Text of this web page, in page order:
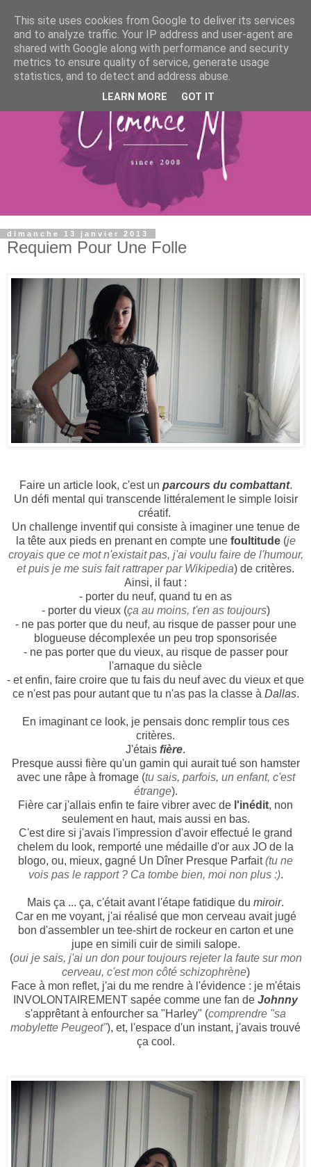
dimanche 13 janvier 2013
Requiem Pour Une Folle
Faire un article look, c'est un parcours du combattant.
Un défi mental qui transcende littéralement le simple loisir
créatif.
Un challenge inventif qui consiste à imaginer une tenue de
la tête aux pieds en prenant en compte une foultitude (je
croyais que ce mot n'existait pas, j'ai voulu faire de l'humour,
et puis je me suis fait rattraper par Wikipedia) de critères.
Ainsi, il faut :
- porter du neuf, quand tu en as
- porter du vieux (ça au moins, t'en as toujours)
- ne pas porter que du neuf, au risque de passer pour une
blogueuse décomplexée un peu trop sponsorisée
- ne pas porter que du vieux, au risque de passer pour
l'arnaque du siècle
- et enfin, faire croire que tu fais du neuf avec du vieux et que
ce n'est pas pour autant que tu n'as pas la classe à Dallas.
En imaginant ce look, je pensais donc remplir tous ces
critères.
J'étais fière.
Presque aussi fière qu'un gamin qui aurait tué son hamster
avec une râpe à fromage (tu sais, parfois, un enfant, c'est
étrange).
Fière car j'allais enfin te faire vibrer avec de l'inédit, non
seulement en haut, mais aussi en bas.
C'est dire si j'avais l'impression d'avoir effectué le grand
chelem du look, remporté une médaille d'or aux JO de la
blogo, ou, mieux, gagné Un Dîner Presque Parfait(tu ne
vois pas le rapport ? Ca tombe bien, moi non plus :).
Mais ça ... ça, c'était avant l'étape fatidique du miroir.
Car en me voyant, j'ai réalisé que mon cerveau avait jugé
bon d'assembler un tee-shirt de rockeur en carton et une
jupe en simili cuir de simili salope.
(oui je sais, j'ai un don pour toujours rejeter la faute sur mon
cerveau, c'est mon côté schizophrène)
Face à mon reflet, j'ai du me rendre à l'évidence : je m'étais
INVOLONTAIREMENT sapée comme une fan de Johnny
s'apprêtant à enfourcher sa "Harley" (comprendre "sa
mobylette Peugeot"), et, l'espace d'un instant, j'avais trouvé
ça cool.
This site uses cookies from Google to deliver its services
and to analyze traffic. Your IP address and user-agent are
shared with Google along with performance and security
metrics to ensure quality of service, generate usage
statistics, and to detect and address abuse.
LEARN MORE GOT IT